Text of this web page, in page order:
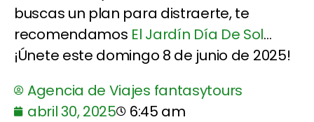
buscas un plan para distraerte, te
recomendamos El Jardín Día De Sol...
¡Únete este domingo 8 de junio de 2025!
Agencia de Viajes fantasytours
abril 30, 2025
6:45 am